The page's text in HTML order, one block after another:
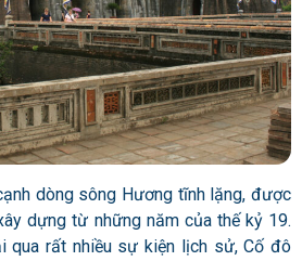
dòng sông Hương tĩnh lặng, được
dựng từ những năm của thế kỷ 19.
qua rất nhiều sự kiện lịch sử, Cố đô